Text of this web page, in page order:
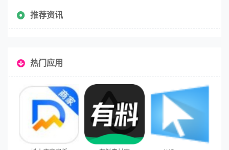
推荐资讯
热门应用